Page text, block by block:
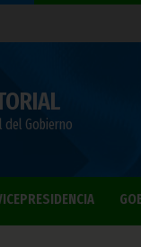
del Gobierno